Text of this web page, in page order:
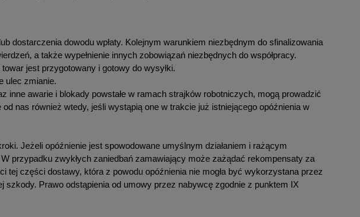
dostarczenia dowodu wpłaty. Kolejnym warunkiem niezbędnym do sfinalizowania
a także wypełnienie innych zobowiązań niezbędnych do współpracy.
jest przygotowany i gotowy do wysyłki.
ulec zmianie.
awarie i blokady powstałe w ramach strajków robotniczych, mogą prowadzić
nas również wtedy, jeśli wystąpią one w trakcie już istniejącego opóźnienia w
Jeżeli opóźnienie jest spowodowane umyślnym działaniem i rażącym
przypadku zwykłych zaniedbań zamawiający może zażądać rekompensaty za
części dostawy, która z powodu opóźnienia nie mogła być wykorzystana przez
Prawo odstąpienia od umowy przez nabywcę zgodnie z punktem IX